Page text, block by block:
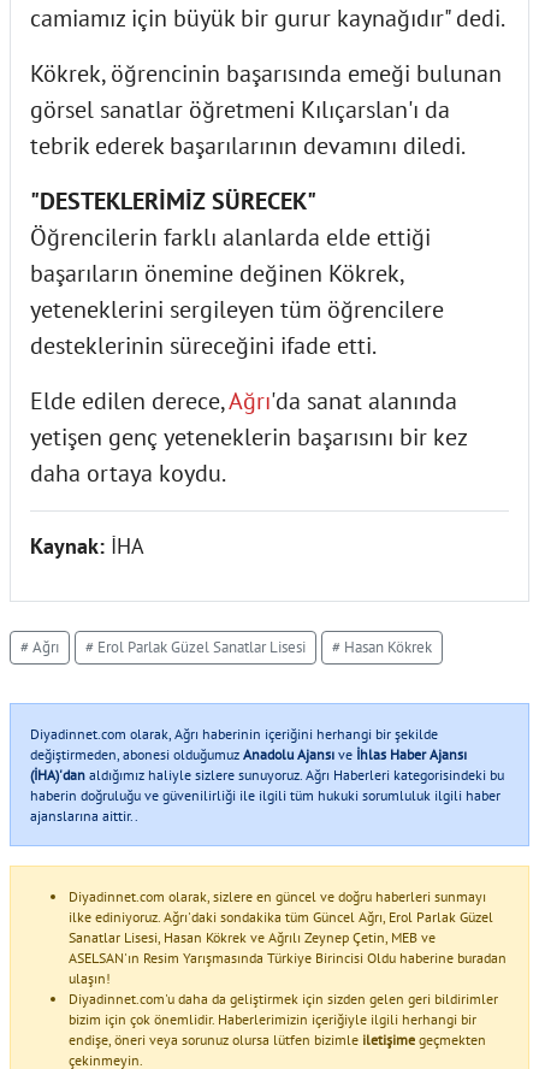
camiamız için büyük bir gurur kaynağıdır" dedi.
Kökrek, öğrencinin başarısında emeği bulunan
görsel sanatlar öğretmeni Kılıçarslan'ı da
tebrik ederek başarılarının devamını diledi.
"DESTEKLERİMİZ SÜRECEK"
Öğrencilerin farklı alanlarda elde ettiği
başarıların önemine değinen Kökrek,
yeteneklerini sergileyen tüm öğrencilere
desteklerinin süreceğini ifade etti.
Elde edilen derece,Ağrı'da sanat alanında
yetişen genç yeteneklerin başarısını bir kez
daha ortaya koydu.
Kaynak: İHA
# Ağrı # Erol Parlak Güzel Sanatlar Lisesi # Hasan Kökrek
Diyadinnet.com olarak, Ağrı haberinin içeriğini herhangi bir şekilde
değiştirmeden, abonesi olduğumuz Anadolu Ajansı ve İhlas Haber Ajansı
(İHA)'dan aldığımız haliyle sizlere sunuyoruz. Ağrı Haberleri kategorisindeki bu
haberin doğruluğu ve güvenilirliği ile ilgili tüm hukuki sorumluluk ilgili haber
ajanslarına aittir..
Diyadinnet.com olarak, sizlere en güncel ve doğru haberleri sunmayı
ilke ediniyoruz. Ağrı'daki sondakika tüm Güncel Ağrı, Erol Parlak Güzel
Sanatlar Lisesi, Hasan Kökrek ve Ağrılı Zeynep Çetin, MEB ve
ASELSAN'ın Resim Yarışmasında Türkiye Birincisi Oldu haberine buradan
ulaşın!
Diyadinnet.com'u daha da geliştirmek için sizden gelen geri bildirimler
bizim için çok önemlidir. Haberlerimizin içeriğiyle ilgili herhangi bir
endişe, öneri veya sorunuz olursa lütfen bizimle iletişime geçmekten
çekinmeyin.